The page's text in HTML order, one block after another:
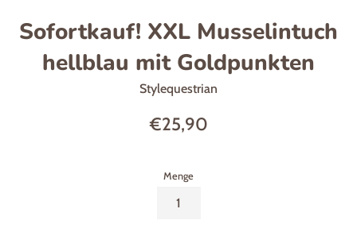
Sofortkauf! XXL Musselintuch
hellblau mit Goldpunkten
Stylequestrian
Normaler
€25,90
Menge